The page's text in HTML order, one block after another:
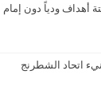
أهداف ودياً دون إمام
يهنيء اتحاد الشطرنج